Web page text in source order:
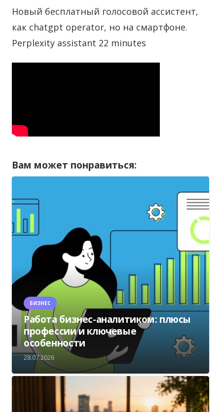
Новый бесплатный голосовой ассистент,
как chatgpt operator, но на смартфоне.
Perplexity assistant 22 minutes
Вам может понравиться:
БИЗНЕС
Работа бизнес-аналитиком: плюсы
профессии и ключевые
особенности
28.07.2026